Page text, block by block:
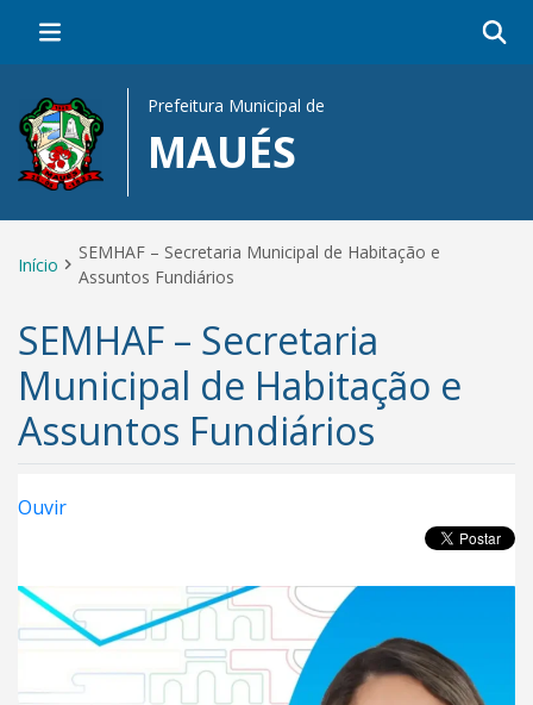
Prefeitura Municipal de
MAUÉS
Início
SEMHAF – Secretaria Municipal de Habitação e
Assuntos Fundiários
SEMHAF – Secretaria
Municipal de Habitação e
Assuntos Fundiários
Ouvir